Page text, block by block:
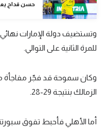
أمريكا
Gamers
ميركاتو
تحقيق في الجول
حسن قداح
وتستضيف دولة الإمارات
للمرة الثانية على التوالي.
وكان سموحة قد فجّر مفاجأة
الزمالك بنتيجة 29-28.
أما الأهلي فأحبط تفوق